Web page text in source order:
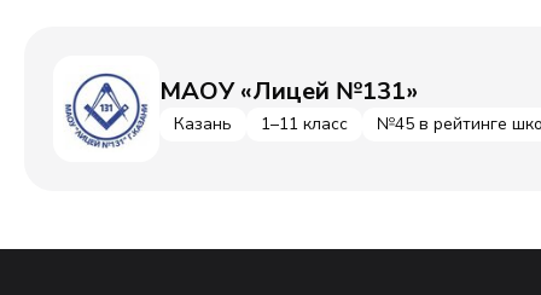
МАОУ «Лицей №131»
Казань 1–11 класс №45 в рейтинге